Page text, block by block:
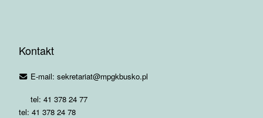
Kontakt
E-mail: sekretariat@mpgkbusko.pl
tel: 41 378 24 77
tel: 41 378 24 78